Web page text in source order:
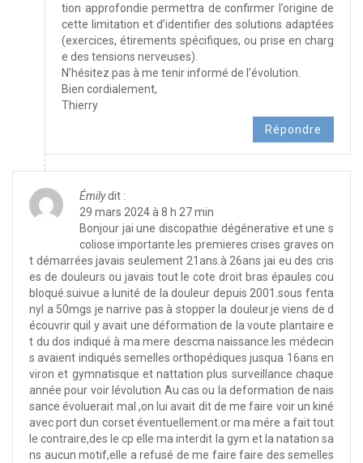
tion approfondie permettra de confirmer l’origine de
cette limitation et d’identifier des solutions adaptées
(exercices, étirements spécifiques, ou prise en charg
e des tensions nerveuses).
N’hésitez pas à me tenir informé de l’évolution.
Bien cordialement,
Thierry
Répondre
Émilydit :
29 mars 2024 à 8 h 27 min
Bonjour jai une discopathie dégénerative et une s
coliose importante.les premieres crises graves on
t démarrées javais seulement 21ans.à 26ans jai eu des cris
es de douleurs ou javais tout le cote droit bras épaules cou
bloqué.suivue a lunité de la douleur depuis 2001.sous fenta
nyl a 50mgs je narrive pas à stopper la douleur.je viens de d
écouvrir quil y avait une déformation de la voute plantaire e
t du dos indiqué à ma mere descma naissance.les médecin
s avaient indiqués semelles orthopédiques jusqua 16ans en
viron et gymnatisque et nattation plus surveillance chaque
année pour voir lévolution Au cas ou la deformation de nais
sance évoluerait mal ,on lui avait dit de me faire voir un kiné
avec port dun corset éventuellement.or ma mére a fait tout
le contraire,des le cp elle ma interdit la gym et la natation sa
ns aucun motif,elle a refusé de me faire faire des semelles